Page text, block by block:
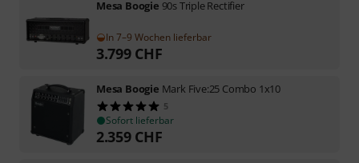
Mesa Boogie 90s Triple Rectifier
In 7–9 Wochen lieferbar
3.799 CHF
Mesa Boogie Mark Five:25 Combo 1x10
5
Sofort lieferbar
2.359 CHF